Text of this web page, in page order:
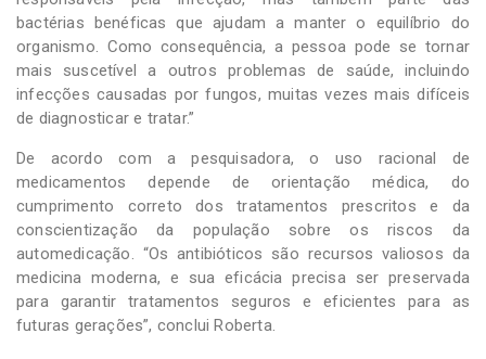
bactérias benéficas que ajudam a manter o equilíbrio do
organismo. Como consequência, a pessoa pode se tornar
mais suscetível a outros problemas de saúde, incluindo
infecções causadas por fungos, muitas vezes mais difíceis
de diagnosticar e tratar.”
De acordo com a pesquisadora, o uso racional de
medicamentos depende de orientação médica, do
cumprimento correto dos tratamentos prescritos e da
conscientização da população sobre os riscos da
automedicação. “Os antibióticos são recursos valiosos da
medicina moderna, e sua eficácia precisa ser preservada
para garantir tratamentos seguros e eficientes para as
futuras gerações”, conclui Roberta.